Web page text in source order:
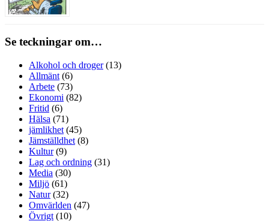
Se teckningar om…
Alkohol och droger(13)
Allmänt (6)
Arbete (73)
Ekonomi (82)
Fritid (6)
Hälsa (71)
jämlikhet (45)
Jämställdhet (8)
Kultur(9)
Lag och ordning (31)
Media (30)
Miljö (61)
Natur(32)
Omvärlden (47)
Övrigt (10)